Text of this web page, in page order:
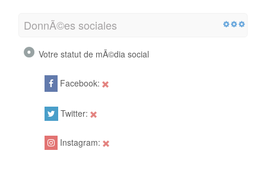
DonnÃ©es sociales
Votre statut de mÃ©dia social
Facebook:
Twitter:
Instagram: